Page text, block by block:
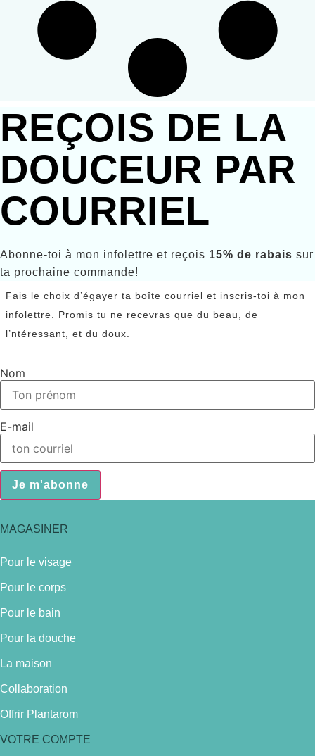
REÇOIS DE LA
DOUCEUR PAR
COURRIEL
Abonne-toi à mon infolettre et reçois 15% de rabais sur
ta prochaine commande!
Fais le choix d’égayer ta boîte courriel et inscris-toi à mon
infolettre. Promis tu ne recevras que du beau, de
l’ntéressant, et du doux.
Nom
E-mail
Je m'abonne
MAGASINER
Pour le visage
Pour le corps
Pour le bain
Pour la douche
La maison
Collaboration
Offrir Plantarom
VOTRE COMPTE